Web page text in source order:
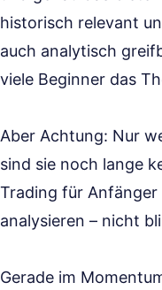
historisch relevant
auch analytisch
viele Beginner das
Aber Achtung: Nur
sind sie noch lange
Trading für
analysieren – nicht
Gerade im